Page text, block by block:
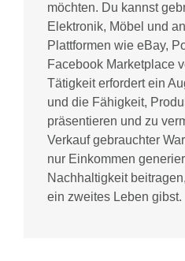
möchten. Du kannst
Elektronik, Möbel und
Plattformen wie eBay,
Facebook Marketplace
Tätigkeit erfordert ein
und die Fähigkeit,
präsentieren und zu
Verkauf gebrauchter
nur Einkommen
Nachhaltigkeit
ein zweites Leben gibst.